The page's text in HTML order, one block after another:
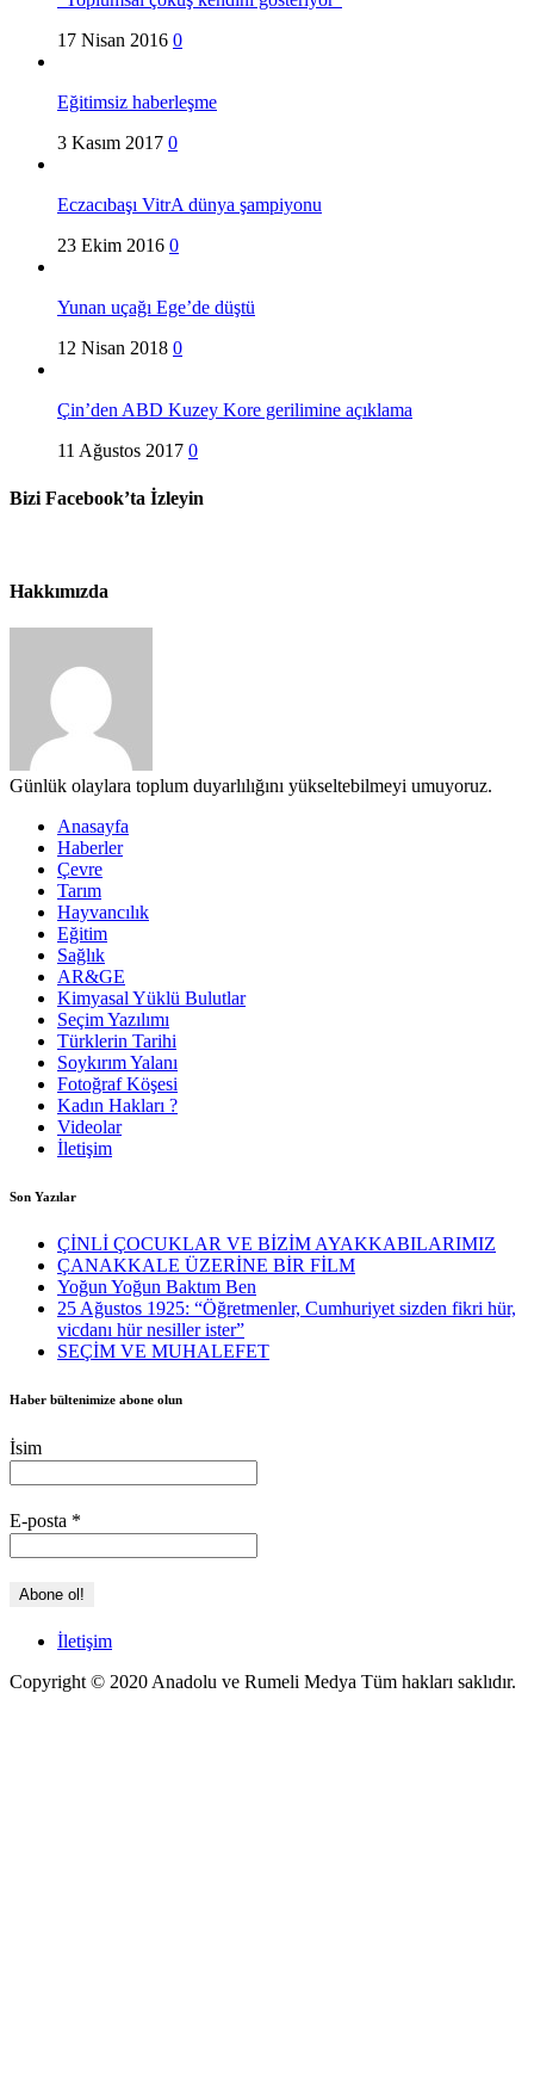
17 Nisan 2016 0
Eğitimsiz haberleşme
3 Kasım 2017 0
Eczacıbaşı VitrA dünya şampiyonu
23 Ekim 2016 0
Yunan uçağı Ege’de düştü
12 Nisan 2018 0
Çin’den ABD Kuzey Kore gerilimine açıklama
11 Ağustos 2017 0
Bizi Facebook’ta İzleyin
Hakkımızda
Günlük olaylara toplum duyarlılığını yükseltebilmeyi umuyoruz.
Anasayfa
Haberler
Çevre
Tarım
Hayvancılık
Eğitim
Sağlık
AR&GE
Kimyasal Yüklü Bulutlar
Seçim Yazılımı
Türklerin Tarihi
Soykırım Yalanı
Fotoğraf Köşesi
Kadın Hakları ?
Videolar
İletişim
Son Yazılar
ÇİNLİ ÇOCUKLAR VE BİZİM AYAKKABILARIMIZ
ÇANAKKALE ÜZERİNE BİR FİLM
Yoğun Yoğun Baktım Ben
25 Ağustos 1925: “Öğretmenler, Cumhuriyet sizden fikri hür,
vicdanı hür nesiller ister”
SEÇİM VE MUHALEFET
Haber bültenimize abone olun
İsim
E-posta *
İletişim
Copyright © 2020 Anadolu ve Rumeli Medya Tüm hakları saklıdır.